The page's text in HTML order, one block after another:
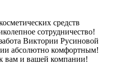
средств
сотрудничество!
Виктории Русиновой
абсолютно комфортным!
вам и вашей компании!